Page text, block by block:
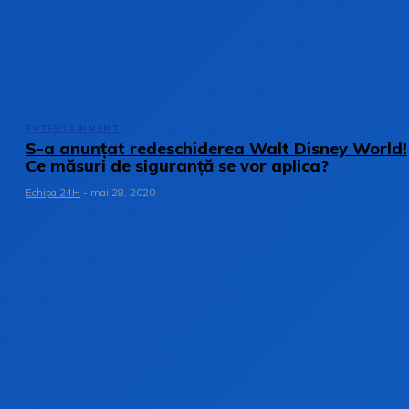
S-a anunțat redeschiderea Walt Disney World!
Ce măsuri de siguranță se vor aplica?
Echipa 24H - mai 28, 2020